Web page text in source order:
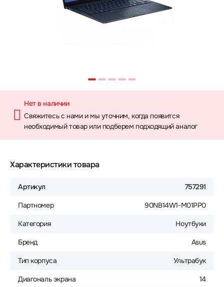
Нет в наличии
Свяжитесь с нами и мы уточним, когда появится
необходимый товар или подберем подходящий аналог
Характеристики товара
Артикул 757291
Партномер 90NB14W1-M01PP0
Категория Ноутбуки
Бренд Asus
Тип корпуса Ультрабук
Диагональ экрана 14